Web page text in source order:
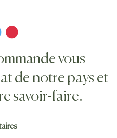
vous
de notre pays et
savoir-faire.